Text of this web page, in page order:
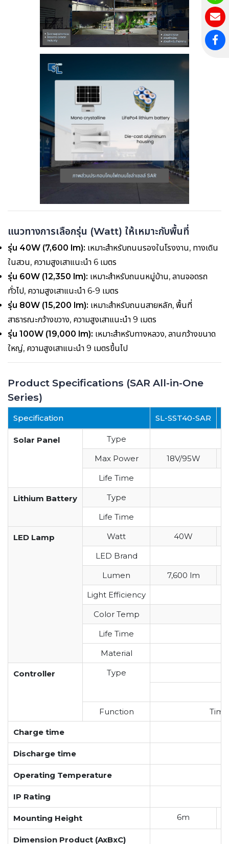
แนวทางการเลือกรุ่น (Watt) ให้เหมาะกับพื้นที่
รุ่น 40W (7,600 lm): เหมาะสำหรับถนนรองในโรงงาน, ทางเดิน
ในสวน, ความสูงเสาแนะนำ 6 เมตร
รุ่น 60W (12,350 lm): เหมาะสำหรับถนนหมู่บ้าน, ลานจอดรถ
ทั่วไป, ความสูงเสาแนะนำ 6-9 เมตร
รุ่น 80W (15,200 lm): เหมาะสำหรับถนนสายหลัก, พื้นที่
สาธารณะกว้างขวาง, ความสูงเสาแนะนำ 9 เมตร
รุ่น 100W (19,000 lm): เหมาะสำหรับทางหลวง, ลานกว้างขนาด
ใหญ่, ความสูงเสาแนะนำ 9 เมตรขึ้นไป
Product Specifications (SAR All-in-One
Series)
Specification SL-SST40-SAR
Solar Panel
Type
Max Power
18V/95W
Life Time
Lithium Battery
Type
Life Time
LED Lamp Watt
40W
LED Brand
Lumen
7,600 lm
Light Efficiency
Color Temp
Life Time
Material
Controller Type
Function
Charge time
Discharge time
Operating Temperature
IP Rating
Mounting Height 6m
Dimension Product (AxBxC)